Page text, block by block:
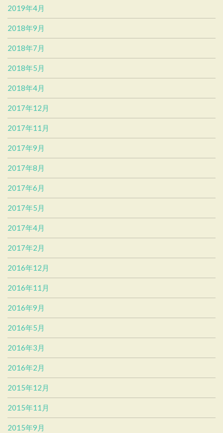
2019年4月
2018年9月
2018年7月
2018年5月
2018年4月
2017年12月
2017年11月
2017年9月
2017年8月
2017年6月
2017年5月
2017年4月
2017年2月
2016年12月
2016年11月
2016年9月
2016年5月
2016年3月
2016年2月
2015年12月
2015年11月
2015年9月